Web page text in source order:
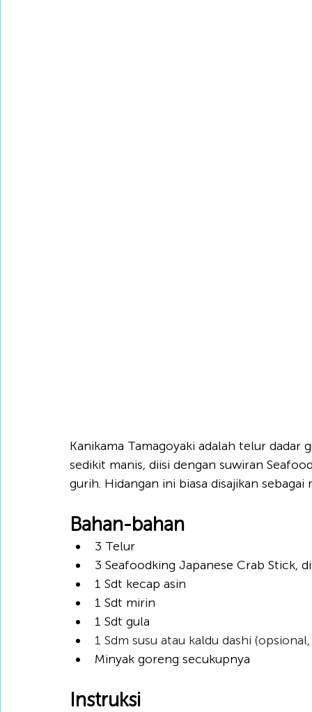
Kanikama Tamagoyaki adalah telur
sedikit manis, diisi dengan suwiran
gurih. Hidangan ini biasa disajikan
Bahan-bahan
3 Telur
3 Seafoodking Japanese Crab Stick,
1 Sdt kecap asin
1 Sdt mirin
1 Sdt gula
1 Sdm susu atau kaldu dashi
Minyak goreng secukupnya
Instruksi